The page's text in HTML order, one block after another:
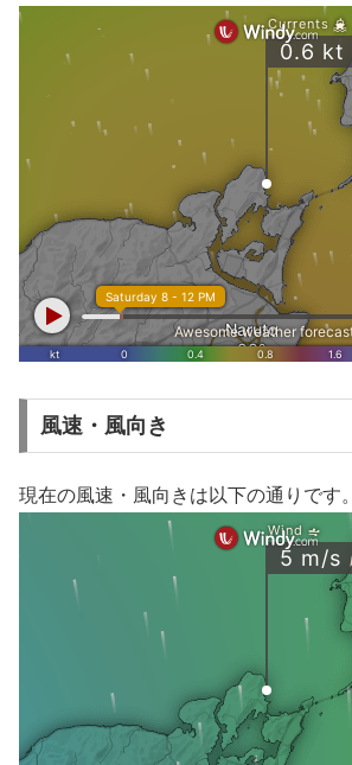
風速・風向き
現在の風速・風向きは以下の通りです。